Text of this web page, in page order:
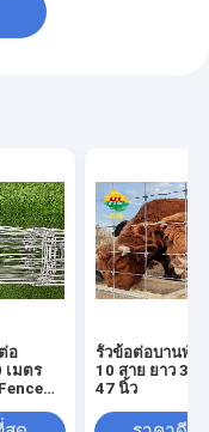
อ
เมตร
รั้วข้อต่อบานพับ
10 สาย ยาว
47 นิ้ว